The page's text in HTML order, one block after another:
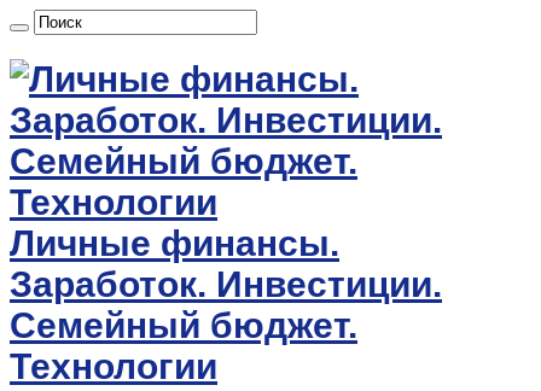
Личные финансы.
Заработок. Инвестиции.
Семейный бюджет.
Технологии